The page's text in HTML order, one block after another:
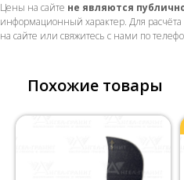
Цены на сайте не являются
информационный характер. Для расчёта
на сайте или свяжитесь с нами по
Похожие товары